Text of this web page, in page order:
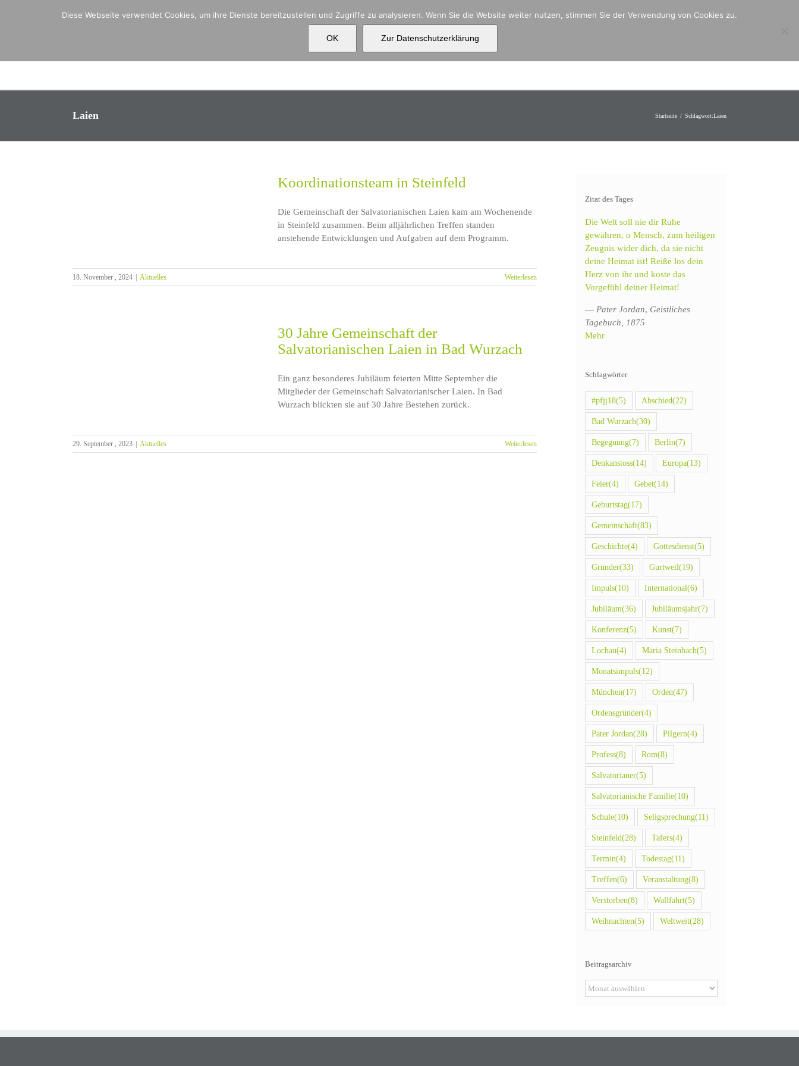
Aktuelles Über uns
Laien Startseite Schlagwort:Laien
Koordinationsteam in Steinfeld
Die Gemeinschaft der Salvatorianischen Laien kam am Wochenende
in Steinfeld zusammen. Beim alljährlichen Treffen standen
anstehende Entwicklungen und Aufgaben auf dem Programm.
18. November , 2024 Aktuelles Weiterlesen
30 Jahre Gemeinschaft der
Salvatorianischen Laien in Bad Wurzach
Ein ganz besonderes Jubiläum feierten Mitte September die
Mitglieder der Gemeinschaft Salvatorianischer Laien. In Bad
Wurzach blickten sie auf 30 Jahre Bestehen zurück.
29. September , 2023 Aktuelles Weiterlesen
Zitat des Tages
Die Welt soll nie dir Ruhe
gewähren, o Mensch, zum heiligen
Zeugnis wider dich, da sie nicht
deine Heimat ist! Reiße los dein
Herz von ihr und koste das
Vorgefühl deiner Heimat!
— Pater Jordan, Geistliches
Tagebuch, 1875
Mehr
Schlagwörter
#pfjj18(5) Abschied(22)
Bad Wurzach(30)
Begegnung(7) Berlin(7)
Denkanstoss(14) Europa(13)
Feier(4) Gebet(14)
Geburtstag(17)
Gemeinschaft(83)
Geschichte(4) Gottesdienst(5)
Gründer(33) Gurtweil(19)
Impuls(10) International(6)
Jubiläum(36) Jubiläumsjahr(7)
Konferenz(5) Kunst(7)
Lochau(4) Maria Steinbach(5)
Monatsimpuls(12)
München(17) Orden(47)
Ordensgründer(4)
Pater Jordan(28) Pilgern(4)
Profess(8) Rom(8)
Salvatorianer(5)
Salvatorianische Familie(10)
Schule(10) Seligsprechung(11)
Steinfeld(28) Tafers(4)
Termin(4) Todestag(11)
Treffen(6) Veranstaltung(8)
Verstorben(8) Wallfahrt(5)
Weihnachten(5) Weltweit(28)
Beitragsarchiv
Beitragsarchiv
Diese Webseite verwendet Cookies, um ihre Dienste bereitzustellen und Zugriffe zu analysieren. Wenn Sie die Website weiter nutzen, stimmen Sie der Verwendung von Cookies zu.
OK Zur Datenschutzerklärung